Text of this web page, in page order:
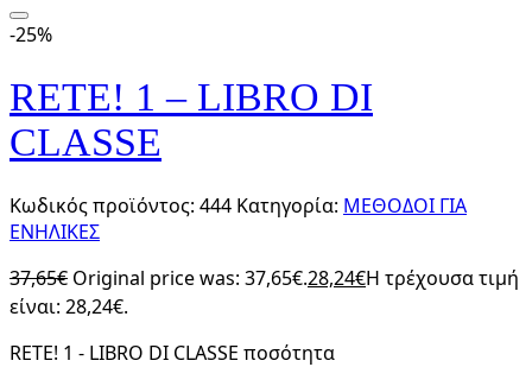
-25%
RETE! 1 – LIBRO DI
CLASSE
Κωδικός προϊόντος: 444 Κατηγορία: ΜΕΘΟΔΟΙ ΓΙΑ
ΕΝΗΛΙΚΕΣ
37,65€ Original price was: 37,65€.28,24€Η τρέχουσα τιμή
είναι: 28,24€.
RETE! 1 - LIBRO DI CLASSE ποσότητα